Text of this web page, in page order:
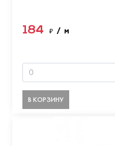
184 ₽ / м
В КОРЗИНУ